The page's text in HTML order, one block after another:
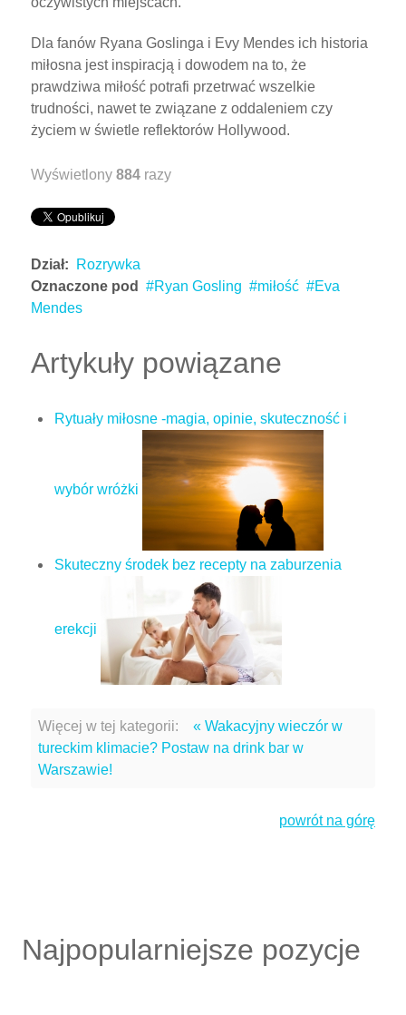
Dla fanów Ryana Goslinga i Evy Mendes ich historia
miłosna jest inspiracją i dowodem na to, że
prawdziwa miłość potrafi przetrwać wszelkie
trudności, nawet te związane z oddaleniem czy
życiem w świetle reflektorów Hollywood.
Wyświetlony 884 razy
Dział:
Rozrywka
Oznaczone pod
Ryan Gosling miłość
Eva
Mendes
Artykuły powiązane
Rytuały miłosne -magia, opinie, skuteczność i
wybór wróżki
Skuteczny środek bez recepty na zaburzenia
erekcji
Więcej w tej kategorii:
« Wakacyjny wieczór w
tureckim klimacie? Postaw na drink bar w
Warszawie!
powrót na górę
Najpopularniejsze pozycje